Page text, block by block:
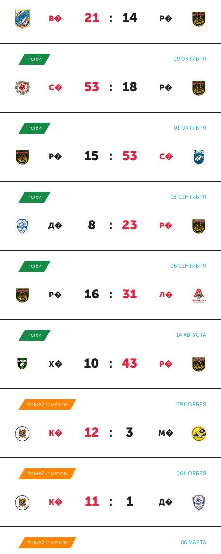
В� 21 : 14 Р�
Регби 09 ОКТЯБРЯ
С� 53 : 18 Р�
Регби 01 ОКТЯБРЯ
Р� 15 : 53 С�
Регби 18 СЕНТЯБРЯ
Д� 8 : 23 Р�
Регби 06 СЕНТЯБРЯ
Р� 16 : 31 Л�
Регби 14 АВГУСТА
Х� 10 : 43 Р�
Хоккей с мячом 09 НОЯБРЯ
К� 12 : 3 М�
Хоккей с мячом 06 НОЯБРЯ
К� 11 : 1 Д�
Хоккей с мячом 06 МАРТА